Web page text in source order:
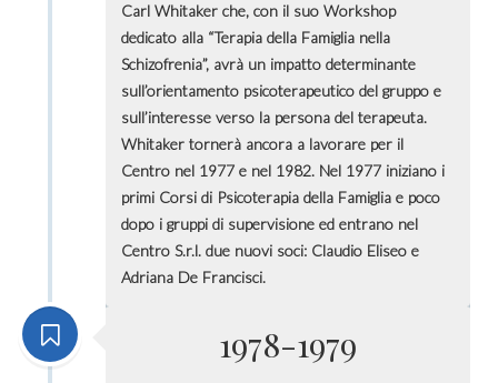
Carl Whitaker che, con il suo Workshop
dedicato alla “Terapia della Famiglia nella
Schizofrenia”, avrà un impatto determinante
sull’orientamento psicoterapeutico del gruppo e
sull’interesse verso la persona del terapeuta.
Whitaker tornerà ancora a lavorare per il
Centro nel 1977 e nel 1982. Nel 1977 iniziano i
primi Corsi di Psicoterapia della Famiglia e poco
dopo i gruppi di supervisione ed entrano nel
Centro S.r.l. due nuovi soci: Claudio Eliseo e
Adriana De Francisci.
1978-1979